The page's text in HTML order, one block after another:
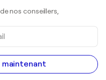
nos conseillers,
maintenant